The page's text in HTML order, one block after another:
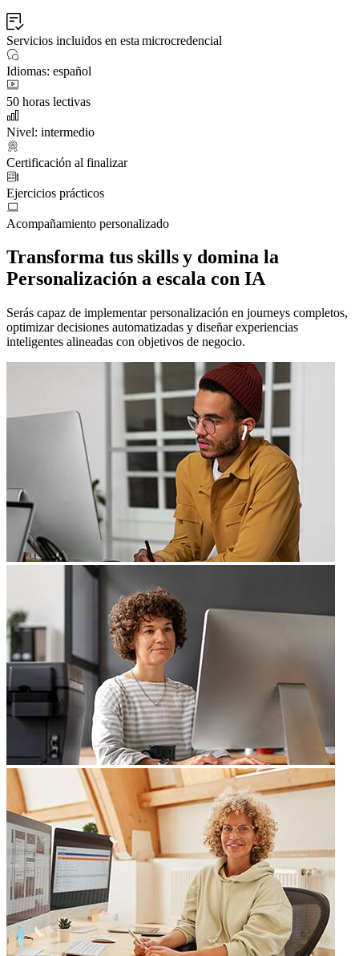
Servicios incluidos en esta microcredencial
Idiomas: español
50 horas lectivas
Nivel: intermedio
Certificación al finalizar
Ejercicios prácticos
Acompañamiento personalizado
Transforma tus skills y domina la
Personalización a escala con IA
Serás capaz de implementar personalización en journeys completos,
optimizar decisiones automatizadas y diseñar experiencias
inteligentes alineadas con objetivos de negocio.